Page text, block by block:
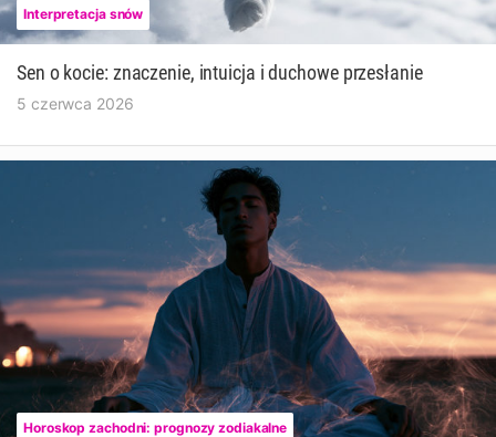
Interpretacja snów
Sen o kocie: znaczenie, intuicja i duchowe przesłanie
5 czerwca 2026
Horoskop zachodni: prognozy zodiakalne